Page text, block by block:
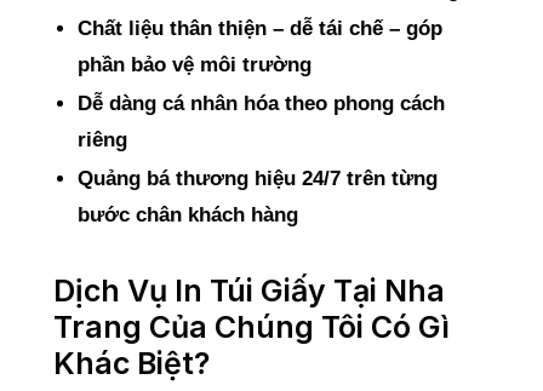
Chất liệu thân thiện – dễ tái chế – góp
phần bảo vệ môi trường
Dễ dàng cá nhân hóa theo phong cách
riêng
Quảng bá thương hiệu 24/7 trên từng
bước chân khách hàng
Dịch Vụ In Túi Giấy Tại Nha
Trang Của Chúng Tôi Có Gì
Khác Biệt?